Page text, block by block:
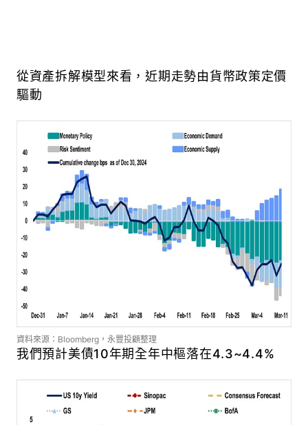
從資產拆解模型來看，近期走勢由貨幣政策定價
驅動
資料來源：Bloomberg，永豐投顧整理
我們預計美債10年期全年中樞落在4.3~4.4%